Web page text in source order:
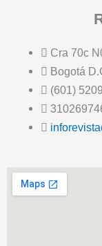
Cra 70c
Bogotá
(601)